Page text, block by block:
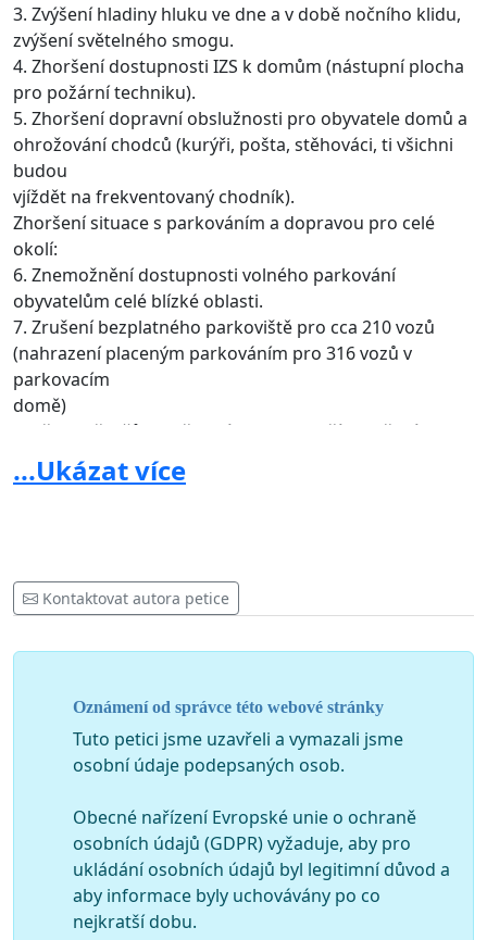
3. Zvýšení hladiny hluku ve dne a v době nočního klidu,
zvýšení světelného smogu.
4. Zhoršení dostupnosti IZS k domům (nástupní plocha
pro požární techniku).
5. Zhoršení dopravní obslužnosti pro obyvatele domů a
ohrožování chodců (kurýři, pošta, stěhováci, ti všichni
budou
vjíždět na frekventovaný chodník).
Zhoršení situace s parkováním a dopravou pro celé
okolí:
6. Znemožnění dostupnosti volného parkování
obyvatelům celé blízké oblasti.
7. Zrušení bezplatného parkoviště pro cca 210 vozů
(nahrazení placeným parkováním pro 316 vozů v
parkovacím
domě)
8. Přesun řidičů do přilehlých ulic a další zhoršení
parkování v okolí.
9. Komplikace s dopravou ve Werichově ulici, která
podpisový arch
obsahuje název petice, jméno, příjmení a bydliště
...Ukázat více
Kontaktovat autora petice
Oznámení od správce této webové stránky
Tuto petici jsme uzavřeli a vymazali jsme
osobní údaje podepsaných osob.
Obecné nařízení Evropské unie o ochraně
osobních údajů (GDPR) vyžaduje, aby pro
ukládání osobních údajů byl legitimní důvod a
aby informace byly uchovávány po co
nejkratší dobu.